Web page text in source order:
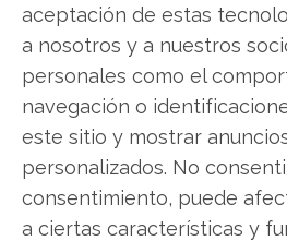
aceptación de estas
a nosotros y a nuestros
personales como el
navegación o
este sitio y mostrar
personalizados. No
consentimiento, puede
a ciertas características y
SOBRE EL
Javier Martínez
Ingeniero de software
tecnológico. Analiza las
hardware, software
la nube.
Ver todos los